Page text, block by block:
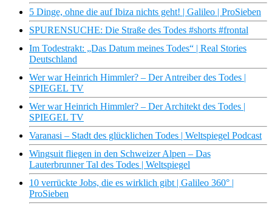
5 Dinge, ohne die auf Ibiza nichts geht! | Galileo | ProSieben
SPURENSUCHE: Die Straße des Todes #shorts #frontal
Im Todestrakt: „Das Datum meines Todes“ | Real Stories
Deutschland
Wer war Heinrich Himmler? – Der Antreiber des Todes |
SPIEGEL TV
Wer war Heinrich Himmler? – Der Architekt des Todes |
SPIEGEL TV
Varanasi – Stadt des glücklichen Todes | Weltspiegel Podcast
Wingsuit fliegen in den Schweizer Alpen – Das
Lauterbrunner Tal des Todes | Weltspiegel
10 verrückte Jobs, die es wirklich gibt | Galileo 360° |
ProSieben